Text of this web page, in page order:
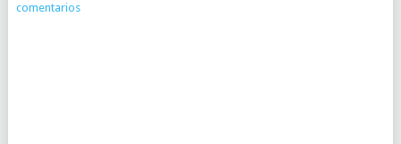
comentarios